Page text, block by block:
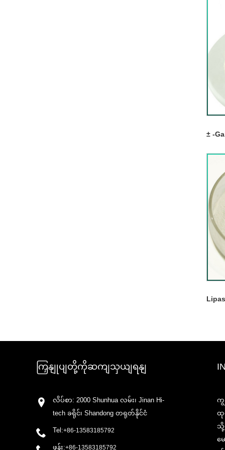
± -
ကြှနျုပျတို့ကိုဆကျသှယျရနျ
လိပ်စာ: 2000 Shunhua လမ်း၊ Jinan Hi-
tech ခရိုင်၊ Shandong တရုတ်နိုင်ငံ
Tel:+86-13583185792
ဖုန်း:+86-13583185792
က
ထု
သို့
မ